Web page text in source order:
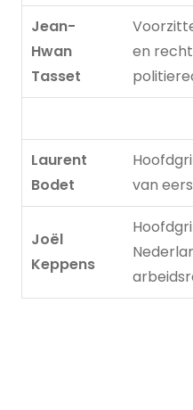
Jean-
Hwan
Tasset
en
Laurent
Bodet
van
Joël
Keppens